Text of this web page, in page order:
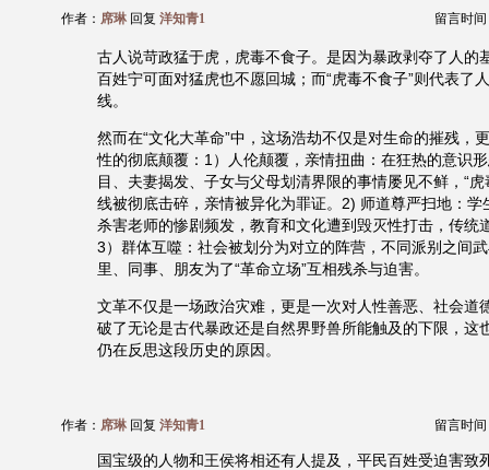
作者： 席琳 回复 洋知青1 留言时间
古人说苛政猛于虎，虎毒不食子。是因为暴政剥夺了人的
百姓宁可面对猛虎也不愿回城；而“虎毒不食子”则代表了
线。
然而在“文化大革命”中，这场浩劫不仅是对生命的摧残，
性的彻底颠覆：1）人伦颠覆，亲情扭曲：在狂热的意识
目、夫妻揭发、子女与父母划清界限的事情屡见不鲜，“
线被彻底击碎，亲情被异化为罪证。2) 师道尊严扫地：学
杀害老师的惨剧频发，教育和文化遭到毁灭性打击，传统
3）群体互噬：社会被划分为对立的阵营，不同派别之间
里、同事、朋友为了“革命立场”互相残杀与迫害。
文革不仅是一场政治灾难，更是一次对人性善恶、社会道
破了无论是古代暴政还是自然界野兽所能触及的下限，这
仍在反思这段历史的原因。
作者： 席琳 回复 洋知青1 留言时间
国宝级的人物和王侯将相还有人提及，平民百姓受迫害致